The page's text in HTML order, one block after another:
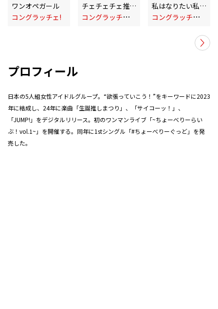
ワンオペガール
コングラッチェ!
チェチェチェ推しまつり
コ
ングラッチェッ!
私はなりたい私になる
コ
ングラッチェッ!
プロフィール
日本の5人組女性アイドルグループ。“欲張っていこう！”をキーワードに2023
年に結成し、24年に楽曲「生誕推しまつり」、「サイコーッ！」、
「JUMP!」をデジタルリリース。初のワンマンライブ「~ちょーべりーらい
ぶ！vol.1~」を開催する。同年に1stシングル「#ちょーべりーぐっど」を発
売した。